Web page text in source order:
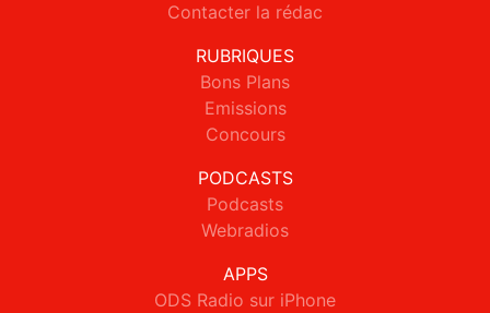
Contacter la rédac
RUBRIQUES
Bons Plans
Emissions
Concours
PODCASTS
Podcasts
Webradios
APPS
ODS Radio sur iPhone